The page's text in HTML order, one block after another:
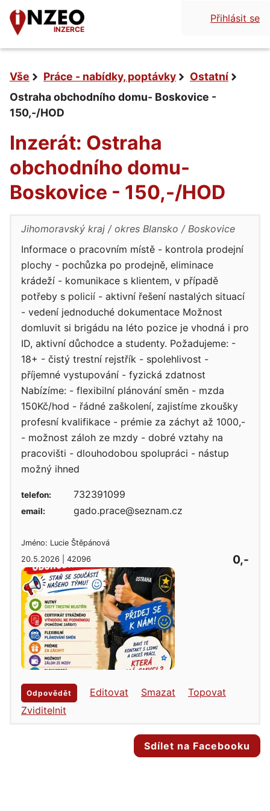
INZERCE
Přihlásit se
Vše Práce - nabídky, poptávky
Ostatní
Ostraha obchodního domu- Boskovice -
150,-/HOD
Inzerát: Ostraha
obchodního domu-
Boskovice - 150,-/HOD
Jihomoravský kraj okres Blansko
Boskovice
Informace o pracovním místě - kontrola prodejní
plochy - pochůzka po prodejně, eliminace
krádeží - komunikace s klientem, v případě
potřeby s policií - aktivní řešení nastalých situací
- vedení jednoduché dokumentace Možnost
domluvit si brigádu na léto pozice je vhodná i pro
ID, aktivní důchodce a studenty. Požadujeme: -
18+ - čistý trestní rejstřík - spolehlivost -
příjemné vystupování - fyzická zdatnost
Nabízíme: - flexibilní plánování směn - mzda
150Kč/hod - řádné zaškolení, zajistíme zkoušky
profesní kvalifikace - prémie za záchyt až 1000,-
- možnost záloh ze mzdy - dobré vztahy na
pracovišti - dlouhodobou spolupráci - nástup
možný ihned
Jméno: Lucie Štěpánová
20.5.2026 | 42096
0,-
telefon: 732391099
email: gado.prace@seznam.cz
Odpovědět Editovat Smazat
Topovat
Zviditelnit
Sdílet na Facebooku